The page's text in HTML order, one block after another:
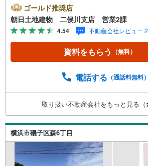
ーナーなど、お子様にも退屈せずに
テレワークで作業効率のUP化オウチ
るためにONとOFFを切り替えて、
せマイホームを！■ 住宅ローンのご
選びはフィーリングも大切です。
じてみましょう。営業スタッフま
そうですが住まい選びはフィーリン
情報ですお客様のこだわりを聞か
時にはお車の無料提携駐車場ござい
タッフまでお問合せくださいませ
パー、ドラックストア等の情報、
件レポート」お渡します■他の物件
自宅や指定場所から無料送迎もOK-
ゴールド推奨店
朝日土地建物 二俣川支店 営業2課
4.54 不動産会社レビュー
資料をもらう （無料）
電話する （通話料無料）
取り扱い不動産会社をもっと見る（
横浜市磯子区森6丁目